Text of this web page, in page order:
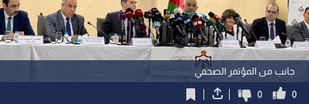
جانب من المؤتمر الصحفي
0
0